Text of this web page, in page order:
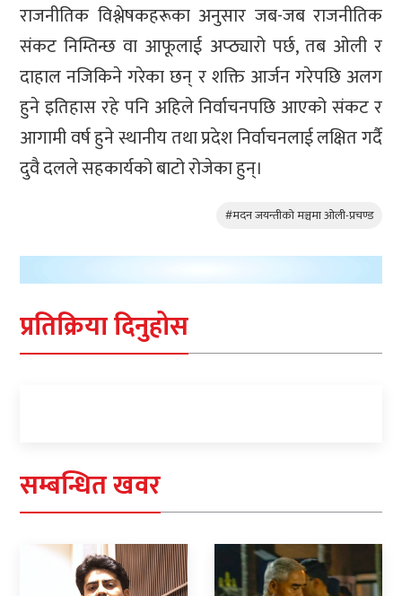
राजनीतिक विश्लेषकहरूका अनुसार जब-जब राजनीतिक
संकट निम्तिन्छ वा आफूलाई अप्ठ्यारो पर्छ, तब ओली र
दाहाल नजिकिने गरेका छन् र शक्ति आर्जन गरेपछि अलग
हुने इतिहास रहे पनि अहिले निर्वाचनपछि आएको संकट र
आगामी वर्ष हुने स्थानीय तथा प्रदेश निर्वाचनलाई लक्षित गर्दै
दुवै दलले सहकार्यको बाटो रोजेका हुन्।
#मदन जयन्तीको मञ्चमा ओली-प्रचण्ड
प्रतिक्रिया दिनुहोस
सम्बन्धित खवर